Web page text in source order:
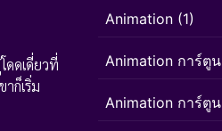
ดดเดี่ยวที่
ก็เริ่ม
Animation (1)
Animation การ์ตูน
Animation การ์ตูน